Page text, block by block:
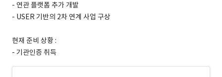
- 연관 플랫폼 추가 개발
- USER 기반의 2차 연계 사업 구상
현재 준비 상황 :
- 기관인증 취득